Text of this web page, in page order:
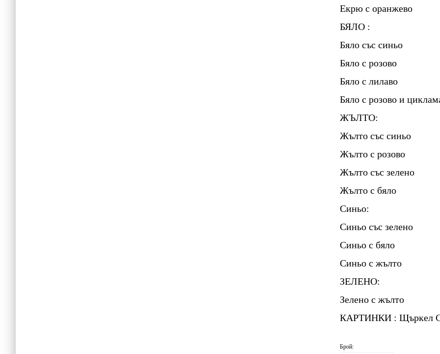
Екрю с оранжево
БЯЛО :
Бяло със синьо
Бяло с розово
Бяло с лилаво
Бяло с розово и
ЖЪЛТО:
Жълто със синьо
Жълто с розово
Жълто със зелено
Жълто с бяло
Синьо:
Синьо със зелено
Синьо с бяло
Синьо с жълто
ЗЕЛЕНО:
Зелено с жълто
КАРТИНКИ : Щъркел
Брой: